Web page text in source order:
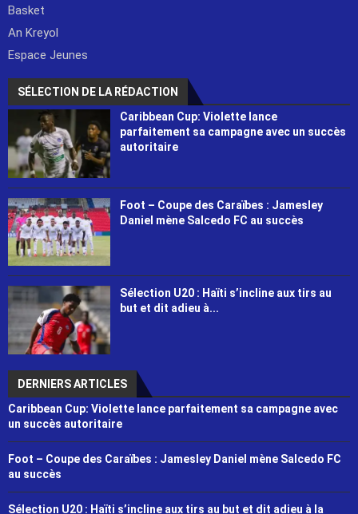
Basket
An Kreyol
Espace Jeunes
SÉLECTION DE LA RÉDACTION
Caribbean Cup: Violette lance
parfaitement sa campagne avec un succès
autoritaire
Foot – Coupe des Caraïbes : Jamesley
Daniel mène Salcedo FC au succès
Sélection U20 : Haïti s’incline aux tirs au
but et dit adieu à...
DERNIERS ARTICLES
Caribbean Cup: Violette lance parfaitement sa campagne avec
un succès autoritaire
Foot – Coupe des Caraïbes : Jamesley Daniel mène Salcedo FC
au succès
Sélection U20 : Haïti s’incline aux tirs au but et dit adieu à la